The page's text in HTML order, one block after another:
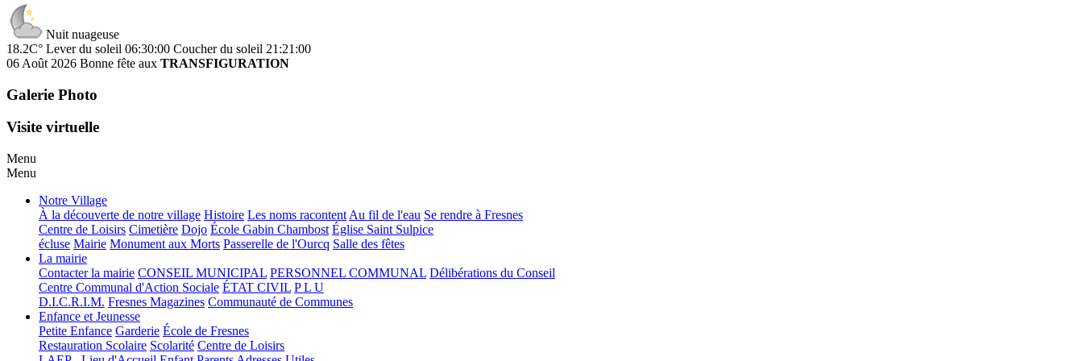
Nuit nuageuse
18.2C° Lever du soleil 06:30:00 Coucher du soleil 21:21:00
06 Août 2026 Bonne fête aux TRANSFIGURATION
Galerie Photo
Visite virtuelle
Menu
Menu
Notre Village
À la découverte de notre village Histoire Les noms racontent Au fil de l'eau Se rendre à Fresnes
Centre de Loisirs Cimetière Dojo École Gabin Chambost Église Saint Sulpice
écluse Mairie Monument aux Morts Passerelle de l'Ourcq Salle des fêtes
La mairie
Contacter la mairie CONSEIL MUNICIPAL PERSONNEL COMMUNAL Délibérations du Conseil
Centre Communal d'Action Sociale ÉTAT CIVIL P L U
D.I.C.R.I.M. Fresnes Magazines Communauté de Communes
Enfance et Jeunesse
Petite Enfance Garderie École de Fresnes
Restauration Scolaire Scolarité Centre de Loisirs